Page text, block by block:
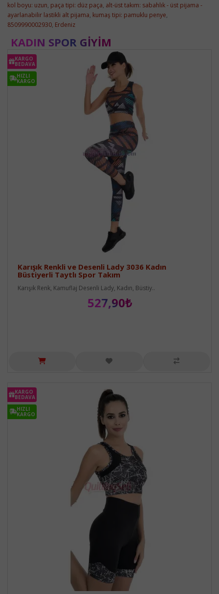
kol boyu: uzun, paça tipi: düz paça, alt-üst takım: sabahlık - üst pijama -
ayarlanabilir lastikli alt pijama, kumaş tipi: pamuklu penye,
8509990002930, Erdeniz
KADIN SPOR GIYIM
KARGO
BEDAVA
HIZLI
KARGO
Karışık Renkli ve Desenli Lady 3036 Kadın
Büstiyerli Taytlı Spor Takım
Karışık Renk, Kamuflaj Desenli Lady, Kadın, Büstiy..
527,90₺
KARGO
BEDAVA
HIZLI
KARGO